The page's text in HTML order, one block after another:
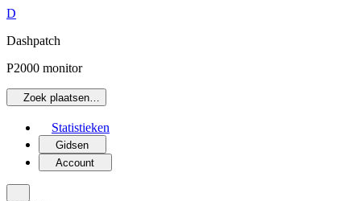
D
Dashpatch
P2000 monitor
Zoek plaatsen…
Statistieken
Gidsen
Account